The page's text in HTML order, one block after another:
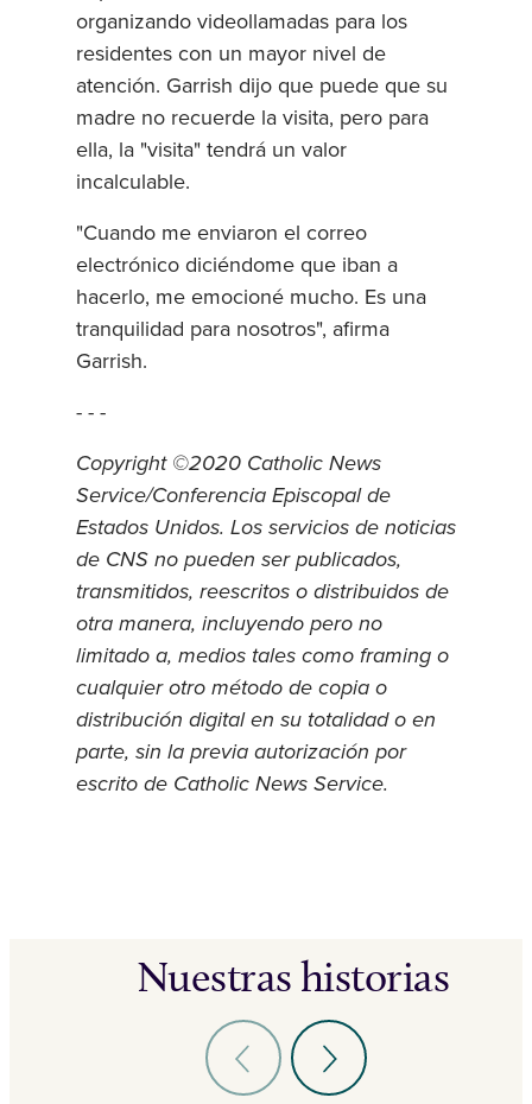
organizando videollamadas para los
residentes con un mayor nivel de
atención. Garrish dijo que puede que su
madre no recuerde la visita, pero para
ella, la "visita" tendrá un valor
incalculable.
"Cuando me enviaron el correo
electrónico diciéndome que iban a
hacerlo, me emocioné mucho. Es una
tranquilidad para nosotros", afirma
Garrish.
- - -
Copyright ©2020 Catholic News
Service/Conferencia Episcopal de
Estados Unidos. Los servicios de noticias
de CNS no pueden ser publicados,
transmitidos, reescritos o distribuidos de
otra manera, incluyendo pero no
limitado a, medios tales como framing o
cualquier otro método de copia o
distribución digital en su totalidad o en
parte, sin la previa autorización por
escrito de Catholic News Service.
Nuestras historias